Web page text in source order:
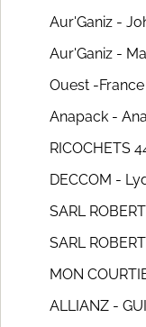
Aur'Ganiz -
Aur'Ganiz -
Ouest -France
Anapack -
RICOCHETS
DECCOM -
SARL
SARL
MON
ALLIANZ -